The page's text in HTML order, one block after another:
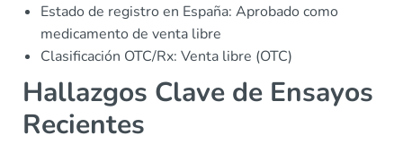
Estado de registro en España: Aprobado como
medicamento de venta libre
Clasificación OTC/Rx: Venta libre (OTC)
Hallazgos Clave de Ensayos
Recientes